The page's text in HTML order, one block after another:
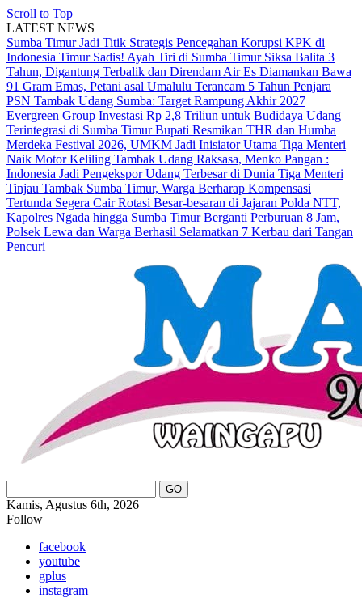
Scroll to Top
LATEST NEWS
Sumba Timur Jadi Titik Strategis Pencegahan Korupsi KPK di
Indonesia Timur Sadis! Ayah Tiri di Sumba Timur Siksa Balita 3
Tahun, Digantung Terbalik dan Direndam Air Es Diamankan Bawa
91 Gram Emas, Petani asal Umalulu Terancam 5 Tahun Penjara
PSN Tambak Udang Sumba: Target Rampung Akhir 2027
Evergreen Group Investasi Rp 2,8 Triliun untuk Budidaya Udang
Terintegrasi di Sumba TimurBupati Resmikan THR dan Humba
Merdeka Festival 2026, UMKM Jadi Inisiator Utama Tiga Menteri
Naik Motor Keliling Tambak Udang Raksasa, Menko Pangan :
Indonesia Jadi Pengekspor Udang Terbesar di Dunia Tiga Menteri
Tinjau Tambak Sumba Timur, Warga Berharap Kompensasi
Tertunda Segera CairRotasi Besar-besaran di Jajaran Polda NTT,
Kapolres Ngada hingga Sumba Timur Berganti Perburuan 8 Jam,
Polsek Lewa dan Warga Berhasil Selamatkan 7 Kerbau dari Tangan
Pencuri
Kamis, Agustus 6th, 2026
Follow
facebook
youtube
gplus
instagram